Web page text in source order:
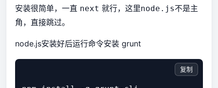
安装很简单，一直 next 就行，这里node.js不是主
角，直接跳过。
node.js安装好后运行命令安装 grunt
复制